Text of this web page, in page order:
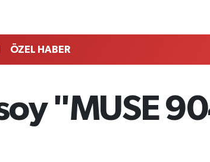
ÖZEL HABER
"MUSE